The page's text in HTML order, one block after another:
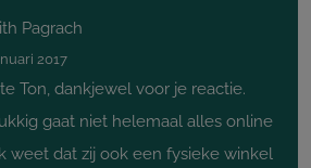
Pagrach
2017
Ton, dankjewel voor je reactie.
gaat niet helemaal alles online
weet dat zij ook een fysieke winkel